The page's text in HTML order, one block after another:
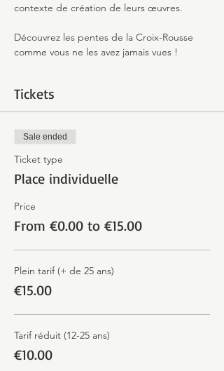
contexte de création de leurs œuvres.
Découvrez les pentes de la Croix-Rousse
comme vous ne les avez jamais vues !
Tickets
Sale ended
Ticket type
Place individuelle
Price
From €0.00 to €15.00
Plein tarif (+ de 25 ans)
€15.00
Tarif réduit (12-25 ans)
€10.00